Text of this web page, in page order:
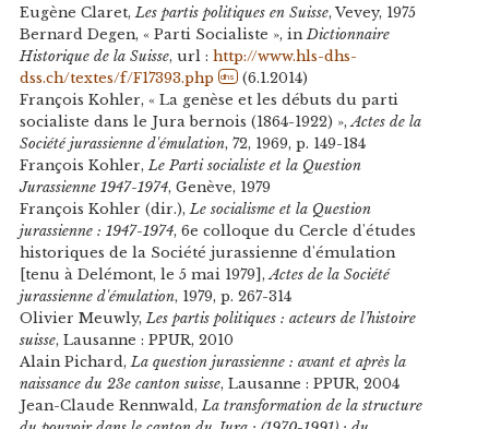
Eugène Claret, Les partis politiques en Suisse, Vevey, 1975
Bernard Degen, « Parti Socialiste », in Dictionnaire
Historique de la Suisse, url : http://www.hls-dhs-
dss.ch/textes/f/F17393.php
dhs (6.1.2014)
François Kohler, « La genèse et les débuts du parti
socialiste dans le Jura bernois (1864-1922) », Actes de la
Société jurassienne d'émulation, 72, 1969, p. 149-184
François Kohler, Le Parti socialiste et la Question
Jurassienne 1947-1974, Genève, 1979
François Kohler (dir.), Le socialisme et la Question
jurassienne : 1947-1974, 6e colloque du Cercle d'études
historiques de la Société jurassienne d'émulation
[tenu à Delémont, le 5 mai 1979], Actes de la Société
jurassienne d'émulation, 1979, p. 267-314
Olivier Meuwly, Les partis politiques : acteurs de l’histoire
suisse, Lausanne : PPUR, 2010
Alain Pichard, La question jurassienne : avant et après la
naissance du 23e canton suisse, Lausanne : PPUR, 2004
Jean-Claude Rennwald, La transformation de la structure